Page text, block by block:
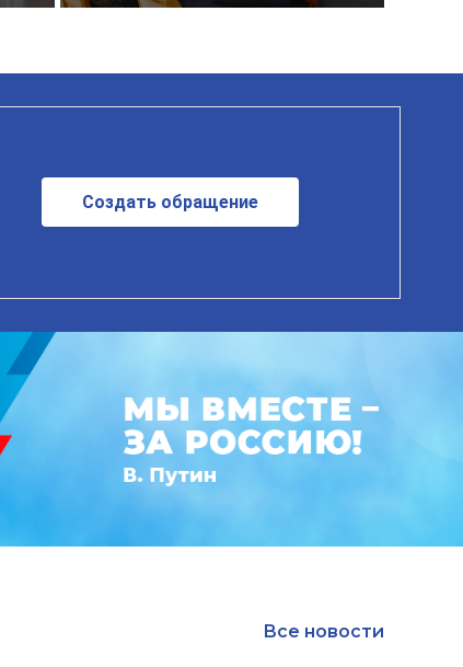
Создать обращение
Все новости